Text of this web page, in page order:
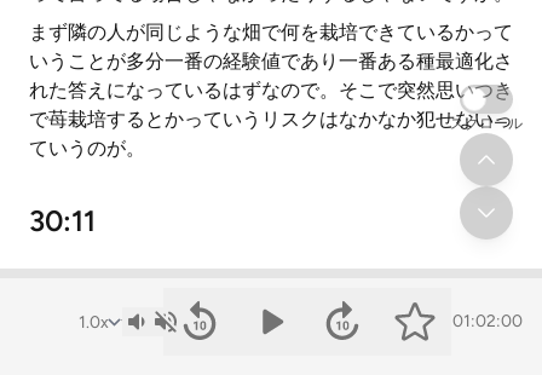
まず隣の人が同じような畑で何を栽培できているかって
いうことが多分一番の経験値であり一番ある種最適化さ
れた答えになっているはずなので。そこで突然思いつき
で苺栽培するとかっていうリスクはなかなか犯せないっ
ていうのが。
30:11
きたんですけど。7年前の自分に向かってそれはちゃん
と言いたいんですけど。
01:02:00
スクロール